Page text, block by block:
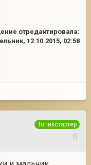
отредактировала:
12.10.2015, 02:58
Топикстартер